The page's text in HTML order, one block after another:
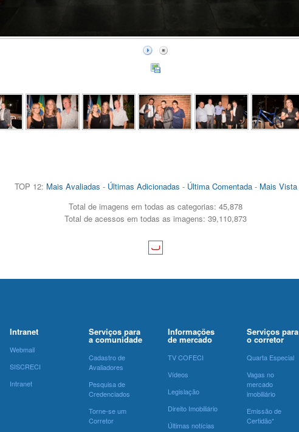
TOP 12: Mais Avaliadas - Últimas Adicionadas - Última Comentada- Mais Vista
Total de imagens em todas as categorias: 45,878
Total de acessos em todas as imagens: 39,110,873
Intranet
Webmail
SISCRECI
Intranet
Serviços para
a comunidade
Cadastro de
Avaliadores
Pesquisa de
Credenciados
Torne-se um
Corretor
Informações
de mercado
TV COFECI
Vídeos
Legislação
Direito Imobiliário
Últimas notícias
Serviços para
o corretor
Quarta Especial
Vagas no
mercado
imobiliário
Emissão de
Certidão*